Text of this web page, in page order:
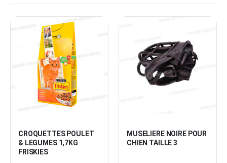
CROQUETTES POULET
& LEGUMES 1,7KG
FRISKIES
MUSELIERE NOIRE POUR
CHIEN TAILLE 3